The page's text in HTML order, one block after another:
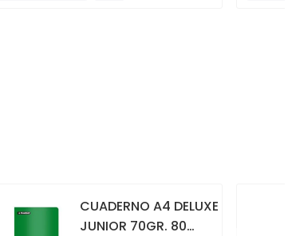
CUADERNO A4 DELUXE
JUNIOR 70GR. 80